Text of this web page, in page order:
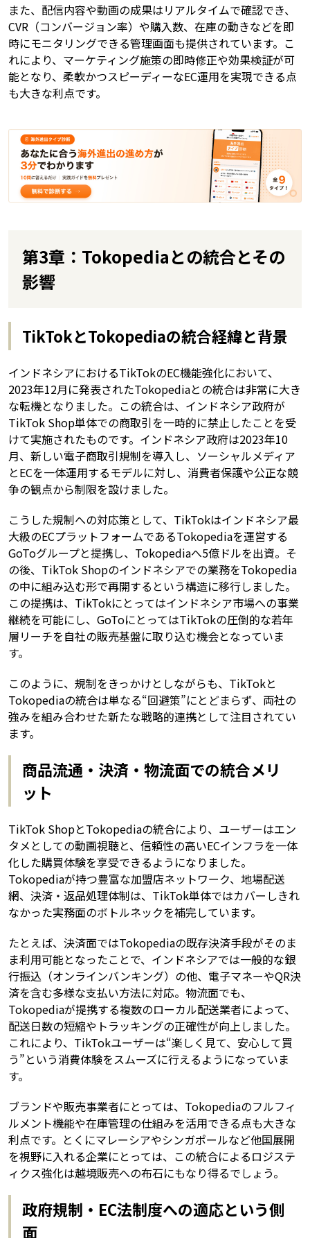
また、配信内容や動画の成果はリアルタイムで確認でき、
CVR（コンバージョン率）や購入数、在庫の動きなどを即
時にモニタリングできる管理画面も提供されています。こ
れにより、マーケティング施策の即時修正や効果検証が可
能となり、柔軟かつスピーディーなEC運用を実現できる点
も大きな利点です。
第3章：Tokopediaとの統合とその
影響
TikTokとTokopediaの統合経緯と背景
インドネシアにおけるTikTokのEC機能強化において、
2023年12月に発表されたTokopediaとの統合は非常に大き
な転機となりました。この統合は、インドネシア政府が
TikTok Shop単体での商取引を一時的に禁止したことを受
けて実施されたものです。インドネシア政府は2023年10
月、新しい電子商取引規制を導入し、ソーシャルメディア
とECを一体運用するモデルに対し、消費者保護や公正な競
争の観点から制限を設けました。
こうした規制への対応策として、TikTokはインドネシア最
大級のECプラットフォームであるTokopediaを運営する
GoToグループと提携し、Tokopediaへ5億ドルを出資。そ
の後、TikTok Shopのインドネシアでの業務をTokopedia
の中に組み込む形で再開するという構造に移行しました。
この提携は、TikTokにとってはインドネシア市場への事業
継続を可能にし、GoToにとってはTikTokの圧倒的な若年
層リーチを自社の販売基盤に取り込む機会となっていま
す。
このように、規制をきっかけとしながらも、TikTokと
Tokopediaの統合は単なる“回避策”にとどまらず、両社の
強みを組み合わせた新たな戦略的連携として注目されてい
ます。
商品流通・決済・物流面での統合メリ
ット
TikTok ShopとTokopediaの統合により、ユーザーはエン
タメとしての動画視聴と、信頼性の高いECインフラを一体
化した購買体験を享受できるようになりました。
Tokopediaが持つ豊富な加盟店ネットワーク、地場配送
網、決済・返品処理体制は、TikTok単体ではカバーしきれ
なかった実務面のボトルネックを補完しています。
たとえば、決済面ではTokopediaの既存決済手段がそのま
ま利用可能となったことで、インドネシアでは一般的な銀
行振込（オンラインバンキング）の他、電子マネーやQR決
済を含む多様な支払い方法に対応。物流面でも、
Tokopediaが提携する複数のローカル配送業者によって、
配送日数の短縮やトラッキングの正確性が向上しました。
これにより、TikTokユーザーは“楽しく見て、安心して買
う”という消費体験をスムーズに行えるようになっていま
す。
ブランドや販売事業者にとっては、Tokopediaのフルフィ
ルメント機能や在庫管理の仕組みを活用できる点も大きな
利点です。とくにマレーシアやシンガポールなど他国展開
を視野に入れる企業にとっては、この統合によるロジステ
ィクス強化は越境販売への布石にもなり得るでしょう。
政府規制・EC法制度への適応という側
面